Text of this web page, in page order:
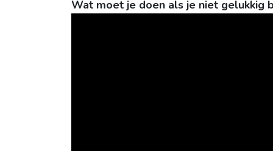
Wat moet je doen als je niet gelukkig